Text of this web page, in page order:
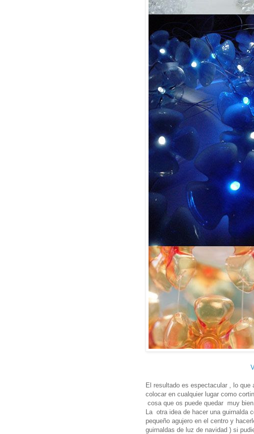
El resultado es espectacular , lo
colocar en cualquier lugar como
cosa que os puede quedar muy bien.
La otra idea de hacer una guirnalda
pequeño agujero en el centro y
guirnaldas de luz de navidad ) si